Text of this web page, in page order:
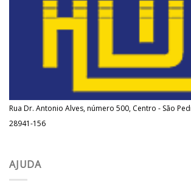
Rua Dr. Antonio Alves, número 500, Centro - São
28941-156
AJUDA